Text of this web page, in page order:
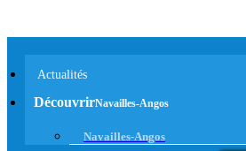
Actualités
DécouvrirNavailles-Angos
Navailles-Angos